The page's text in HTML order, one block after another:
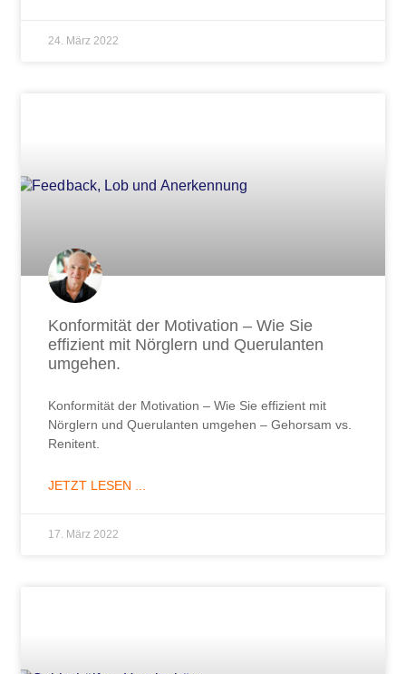
24. März 2022
Konformität der Motivation – Wie Sie
effizient mit Nörglern und Querulanten
umgehen.
Konformität der Motivation – Wie Sie effizient mit
Nörglern und Querulanten umgehen – Gehorsam vs.
Renitent.
JETZT LESEN ...
17. März 2022